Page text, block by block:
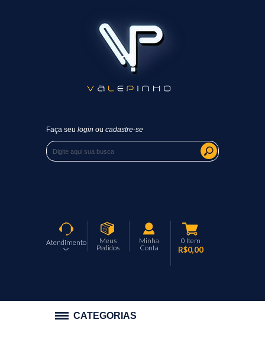
Faça seu login ou cadastre-se
Atendimento
Meus
Pedidos
Minha
Conta
0 Item
R$0,00
CATEGORIAS